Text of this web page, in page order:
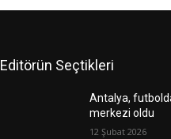
Editörün Seçtikleri
Antalya,
merkezi oldu
12 Şubat 2026